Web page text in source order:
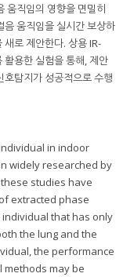
움직임의 영향을 면밀히
음 움직임을 실시간 보상하
로 제안한다. 상용 IR-
용한 실험을 통해, 제안
탐지가 성공적으로 수행
in indoor
widely researched by
studies have
extracted phase
that has only
the lung and the
the performance
methods may be